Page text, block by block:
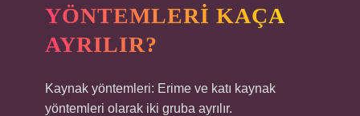
YÖNTEMLERI KAÇA
AYRILIR?
Kaynak yöntemleri: Erime ve katı kaynak
yöntemleri olarak iki gruba ayrılır.